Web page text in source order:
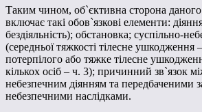
Таким чином, об`єктивна сторона
включає такі обов`язкові елементи:
бездіяльність); обстановка; суспільно-
(середньої тяжкості тілесне ушкодження
потерпілого або тяжке тілесне
кількох осіб – ч. 3); причинний зв`язок
небезпечним діянням та передбаченими
небезпечними наслідками.